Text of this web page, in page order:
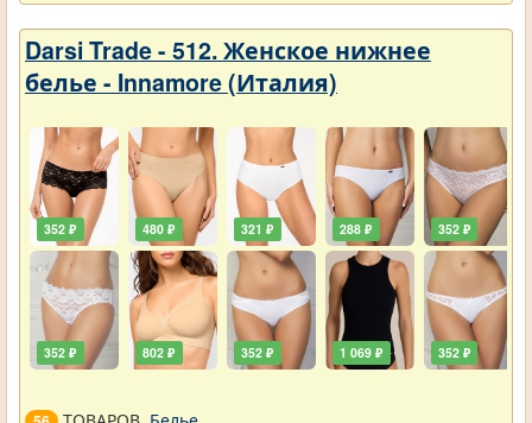
Darsi Trade - 512. Женское нижнее
белье - Innamore (Италия)
352 ₽
352 ₽
480 ₽
802 ₽
321 ₽
352 ₽
288 ₽
1 069 ₽
352 ₽
352 ₽